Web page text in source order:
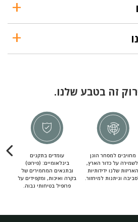
זה בטבע שלנו.
מחויבים למסחר הוגן
על כדור הארץ,
האריזות שלנו ידידותיות
וניתנות למיחזור.
עומדים בתקנים
בינלאומיים: (פירוט)
ובתנאים המחמירים של
בקרה ואיכות, ומקפידים על
פרופיל בטיחותי גבוה.